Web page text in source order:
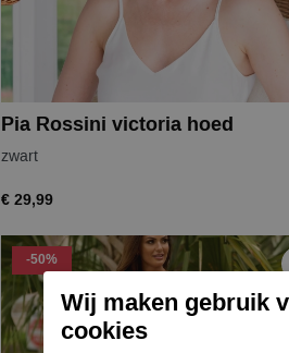
Pia Rossini victoria hoed
zwart
€ 29,99
-50%
Wij maken gebruik
cookies